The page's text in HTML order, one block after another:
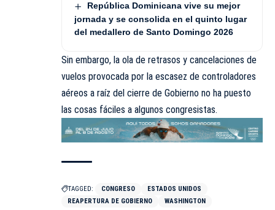
República Dominicana vive su mejor
jornada y se consolida en el quinto lugar
del medallero de Santo Domingo 2026
Sin embargo, la ola de retrasos y cancelaciones de
vuelos provocada por la escasez de controladores
aéreos a raíz del cierre de Gobierno no ha puesto
las cosas fáciles a algunos congresistas.
TAGGED: CONGRESO
ESTADOS UNIDOS
REAPERTURA DE GOBIERNO
WASHINGTON